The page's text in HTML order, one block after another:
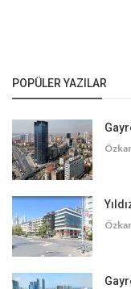
POPÜLER YAZILAR